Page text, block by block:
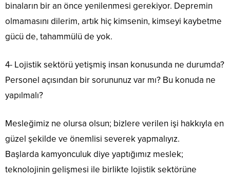
binaların bir an önce yenilenmesi gerekiyor. Depremin
olmamasını dilerim, artık hiç kimsenin, kimseyi kaybetme
gücü de, tahammülü de yok.
4- Lojistik sektörü yetişmiş insan konusunda ne durumda?
Personel açısından bir sorununuz var mı? Bu konuda ne
yapılmalı?
Mesleğimiz ne olursa olsun; bizlere verilen işi hakkıyla en
güzel şekilde ve önemlisi severek yapmalıyız.
Başlarda kamyonculuk diye yaptığımız meslek;
teknolojinin gelişmesi ile birlikte lojistik sektörüne